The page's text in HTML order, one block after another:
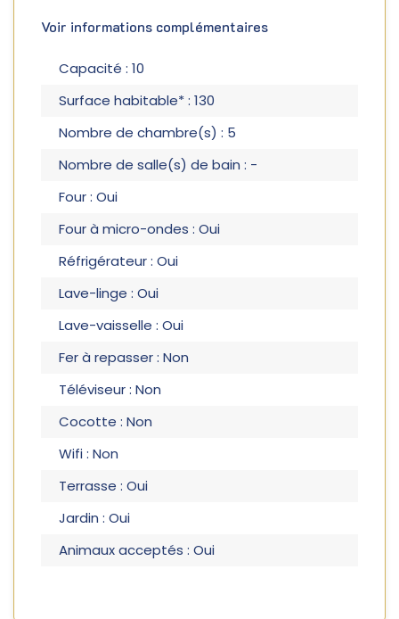
Voir informations complémentaires
Capacité : 10
Surface habitable* : 130
Nombre de chambre(s) : 5
Nombre de salle(s) de bain : -
Four : Oui
Four à micro-ondes : Oui
Réfrigérateur : Oui
Lave-linge : Oui
Lave-vaisselle : Oui
Fer à repasser : Non
Téléviseur : Non
Cocotte : Non
Wifi : Non
Terrasse : Oui
Jardin : Oui
Animaux acceptés : Oui